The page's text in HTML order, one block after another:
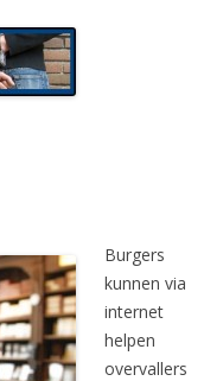
Burgers
kunnen via
internet
helpen
overvallers